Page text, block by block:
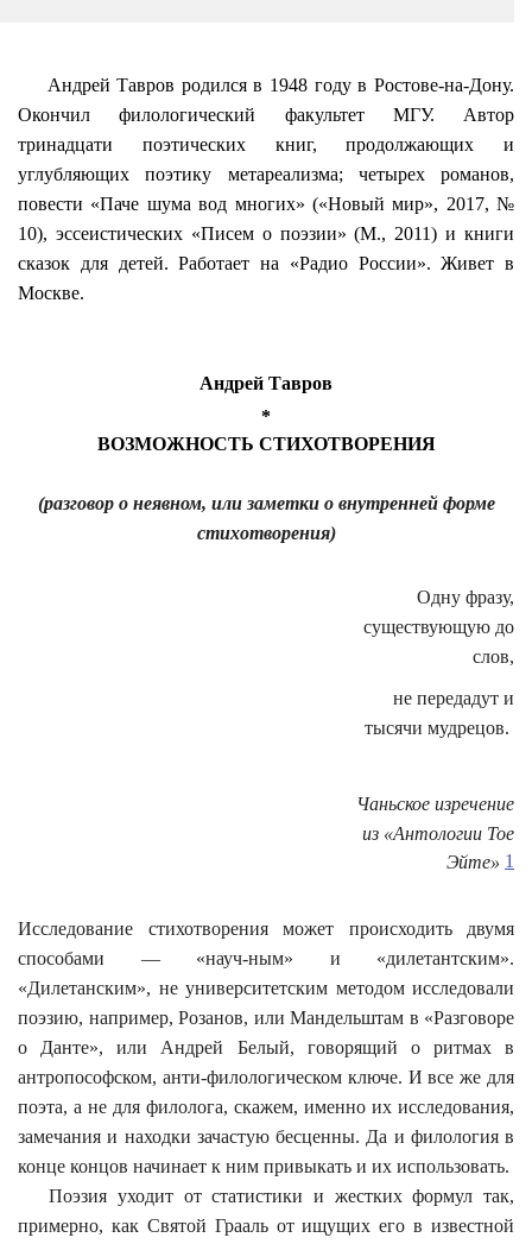
Андрей Тавров родился в 1948 году в Ростове-на-Дону.
Окончил филологический факультет МГУ. Автор
тринадцати поэтических книг, продолжающих и
углубляющих поэтику метареализма; четырех романов,
повести «Паче шума вод многих» («Новый мир», 2017, №
10), эссеистических «Писем о поэзии» (М., 2011) и книги
сказок для детей. Работает на «Радио России». Живет в
Москве.
Андрей Тавров
*
ВОЗМОЖНОСТЬ СТИХОТВОРЕНИЯ
(разговор о неявном, или заметки о внутренней форме
стихотворения)
Одну фразу,
существующую до
слов,
не передадут и
тысячи мудрецов.
Чаньское изречение
из «Антологии Тое
Эйте» 1
Исследование стихотворения может происходить двумя
способами — «науч-ным» и «дилетантским».
«Дилетанским», не университетским методом исследовали
поэзию, например, Розанов, или Мандельштам в «Разговоре
о Данте», или Андрей Белый, говорящий о ритмах в
антропософском, анти-филологическом ключе. И все же для
поэта, а не для филолога, скажем, именно их исследования,
замечания и находки зачастую бесценны. Да и филология в
конце концов начинает к ним привыкать и их использовать.
Поэзия уходит от статистики и жестких формул так,
примерно, как Святой Грааль от ищущих его в известной